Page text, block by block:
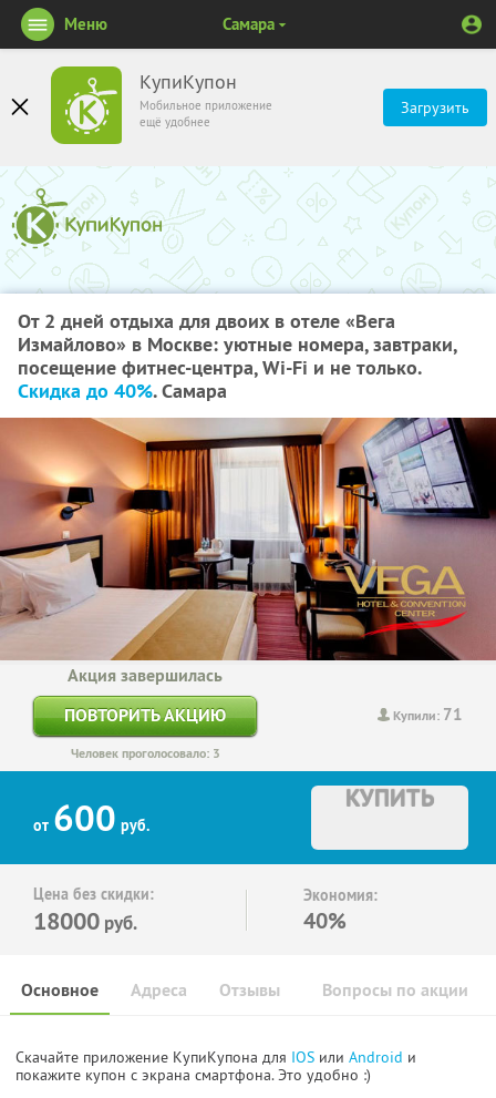
КупиКупон
Мобильное приложение
ещё удобнее
Загрузить
Меню Самара
От 2 дней отдыха для двоих в отеле «Вега
Измайлово» в Москве: уютные номера, завтраки,
посещение фитнес-центра, Wi-Fi и не только.
Скидка до 40%. Самара
Купили: 71
Акция завершилась
ПОВТОРИТЬ АКЦИЮ
Человек проголосовало: 3
от 600 руб.
КУПИТЬ
Цена без скидки:
18000 руб.
Экономия:
40%
Основное Отзывы Вопросы по акции
Адреса
Скачайте приложение КупиКупона для IOS или Android и
покажите купон с экрана смартфона. Это удобно :)